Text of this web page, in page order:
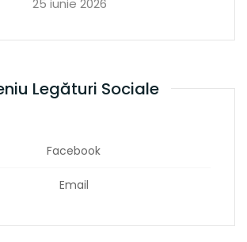
Legături Sociale
Facebook
Email